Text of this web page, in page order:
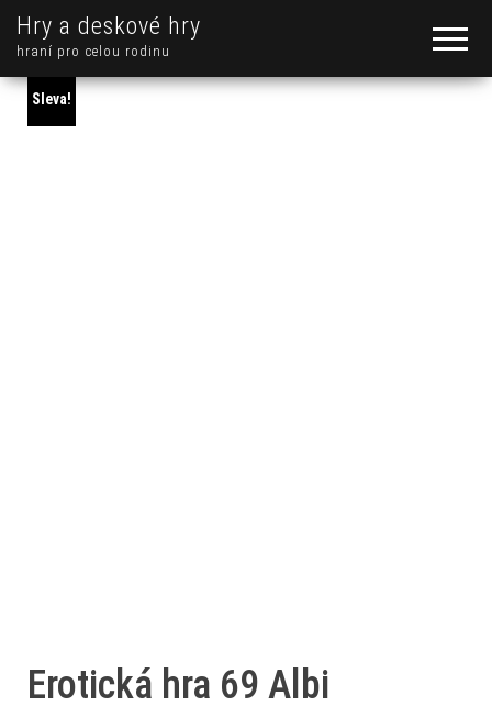
Hry a deskové hry
hraní pro celou rodinu
Sleva!
Erotická hra 69 Albi